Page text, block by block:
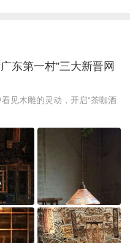
东第一村”三大新晋网
见木雕的灵动，开启“茶咖酒